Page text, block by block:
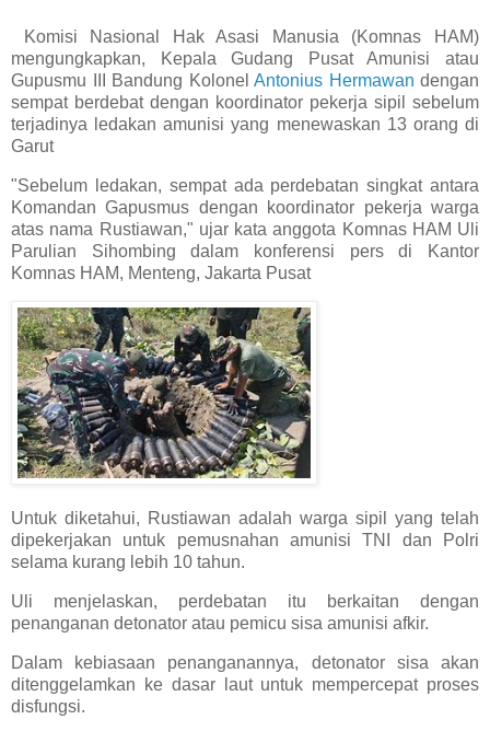
Komisi Nasional Hak Asasi Manusia (Komnas HAM)
mengungkapkan, Kepala Gudang Pusat Amunisi atau
Gupusmu III Bandung Kolonel Antonius Hermawan dengan
sempat berdebat dengan koordinator pekerja sipil sebelum
terjadinya ledakan amunisi yang menewaskan 13 orang di
Garut
"Sebelum ledakan, sempat ada perdebatan singkat antara
Komandan Gapusmus dengan koordinator pekerja warga
atas nama Rustiawan," ujar kata anggota Komnas HAM Uli
Parulian Sihombing dalam konferensi pers di Kantor
Komnas HAM, Menteng, Jakarta Pusat
Untuk diketahui, Rustiawan adalah warga sipil yang telah
dipekerjakan untuk pemusnahan amunisi TNI dan Polri
selama kurang lebih 10 tahun.
Uli menjelaskan, perdebatan itu berkaitan dengan
penanganan detonator atau pemicu sisa amunisi afkir.
Dalam kebiasaan penanganannya, detonator sisa akan
ditenggelamkan ke dasar laut untuk mempercepat proses
disfungsi.